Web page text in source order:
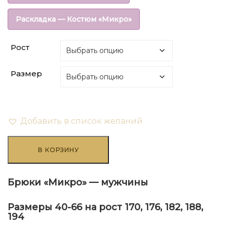
₽270.00.
Раскладка — Костюм «Микро»
Рост
Размер
Добавить в список желаний
Брюки
-
В КОРЗИНУ
Брюки «Микро» — мужчины
Размеры 40-66 на рост 170, 176, 182, 188,
194